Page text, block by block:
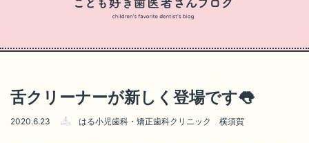
舌クリーナーが新しく登場です👅
2020.6.23 はる小児歯科・矯正歯科クリニック 横須賀